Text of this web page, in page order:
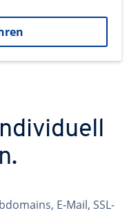
E-Mail, SSL-